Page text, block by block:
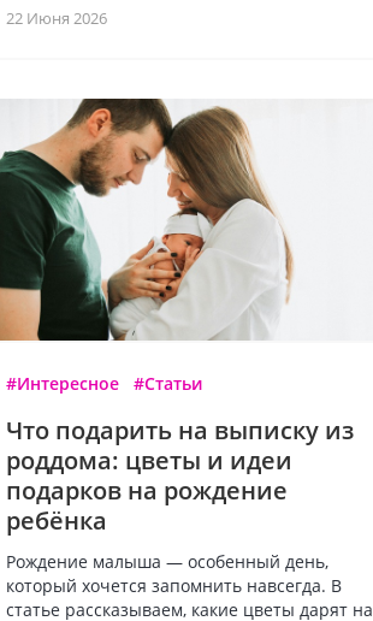
22 Июня 2026
#Интересное #Статьи
Что подарить на выписку из
роддома: цветы и идеи
подарков на рождение
ребёнка
Рождение малыша — особенный день,
который хочется запомнить навсегда. В
статье рассказываем, какие цветы дарят на